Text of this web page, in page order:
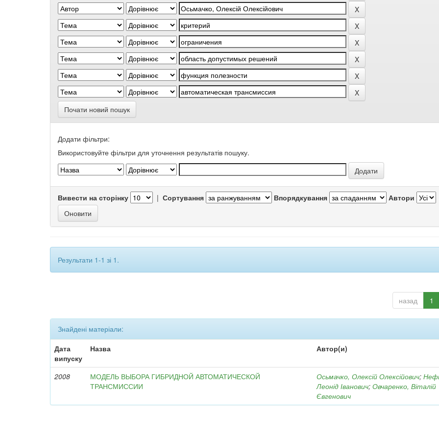
Почати новий пошук
Додати фільтри:
Використовуйте фільтри для уточнення результатів пошуку.
Вивести на сторінку | Сортування Впорядкування Автори
Результати 1-1 зі 1.
назад 1
Знайдені матеріали:
Дата
випуску
Назва Автор(и)
2008
МОДЕЛЬ ВЫБОРА ГИБРИДНОЙ АВТОМАТИЧЕСКОЙ
ТРАНСМИССИИ
Осьмачко, Олексій Олексійович;
Леонід Іванович;Овчаренко, Віталій
Євгенович